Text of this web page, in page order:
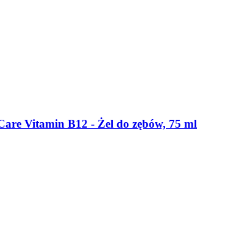
Vitamin B12 -​ Żel do zębów, 75 ml